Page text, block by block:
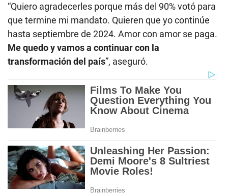
“Quiero agradecerles porque más del 90% votó para
que termine mi mandato. Quieren que yo continúe
hasta septiembre de 2024. Amor con amor se paga.
Me quedo y vamos a continuar con la
transformación del país”, aseguró.